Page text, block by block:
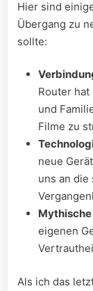
Hier sind
Übergang zu
sollte:
Router
und
Filme zu⁣
neue
uns an
eigenen
Als ich das